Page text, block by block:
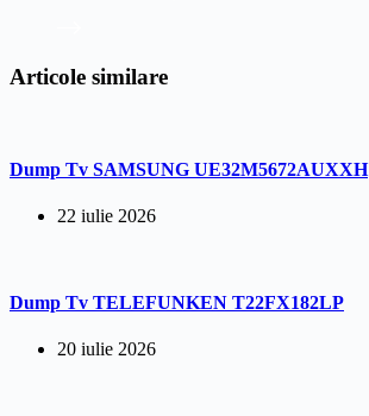
Articole similare
Dump Tv SAMSUNG UE32M5672AUXXH
22 iulie 2026
Dump Tv TELEFUNKEN T22FX182LP
20 iulie 2026